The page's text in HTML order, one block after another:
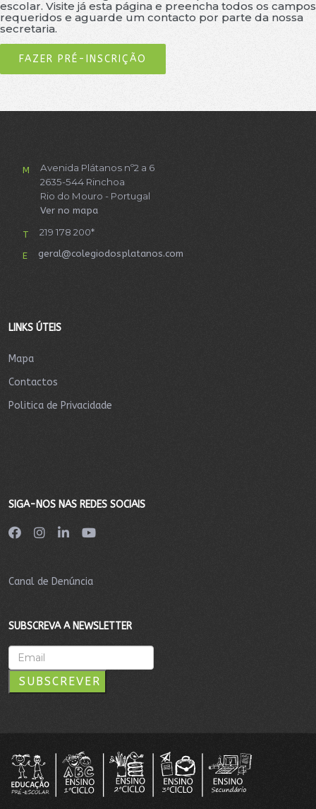
escolar. Visite já esta página e preencha todos os campos
requeridos e aguarde um contacto por parte da nossa
secretaria.
FAZER PRÉ-INSCRIÇÃO
M
Avenida Plátanos nº2 a 6
2635-544 Rinchoa
Rio do Mouro - Portugal
Ver no mapa
T 219 178 200*
E geral@colegiodosplatanos.com
LINKS ÚTEIS
Mapa
Contactos
Politica de Privacidade
SIGA-NOS NAS REDES SOCIAIS
Canal de Denúncia
SUBSCREVA A NEWSLETTER
SUBSCREVER